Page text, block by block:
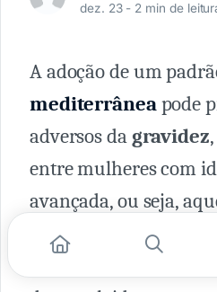
dez. 23 - 2 min de
A adoção de um
mediterrâneapode
adversos da gravidez
entre mulheres com
avançada, ou seja,
ou mais. A